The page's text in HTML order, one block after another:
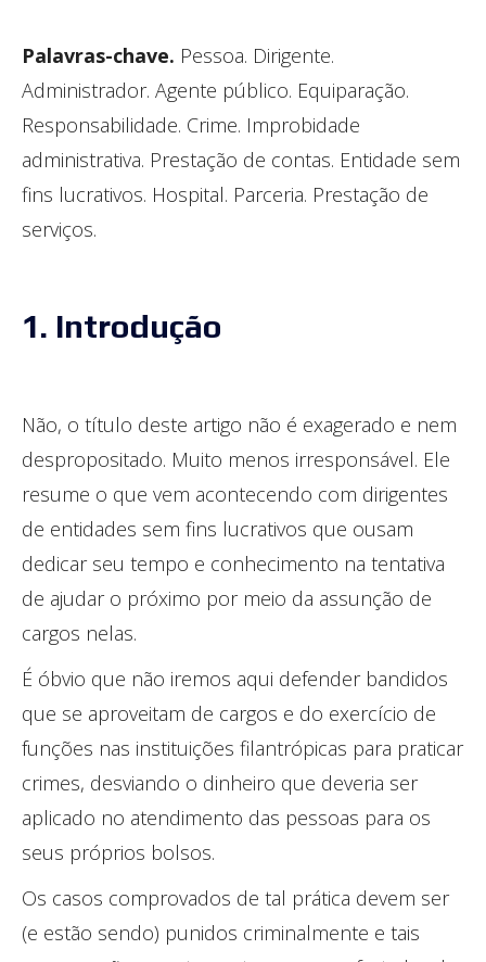
Palavras-chave. Pessoa. Dirigente.
Administrador. Agente público. Equiparação.
Responsabilidade. Crime. Improbidade
administrativa. Prestação de contas. Entidade sem
fins lucrativos. Hospital. Parceria. Prestação de
serviços.
1. Introdução
Não, o título deste artigo não é exagerado e nem
despropositado. Muito menos irresponsável. Ele
resume o que vem acontecendo com dirigentes
de entidades sem fins lucrativos que ousam
dedicar seu tempo e conhecimento na tentativa
de ajudar o próximo por meio da assunção de
cargos nelas.
É óbvio que não iremos aqui defender bandidos
que se aproveitam de cargos e do exercício de
funções nas instituições filantrópicas para praticar
crimes, desviando o dinheiro que deveria ser
aplicado no atendimento das pessoas para os
seus próprios bolsos.
Os casos comprovados de tal prática devem ser
(e estão sendo) punidos criminalmente e tais